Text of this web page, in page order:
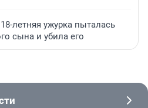
летняя ужурка пыталась
сына и убила его